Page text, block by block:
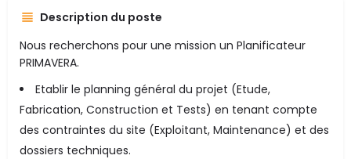
Description du poste
Nous recherchons pour une mission un Planificateur
PRIMAVERA.
Etablir le planning général du projet (Etude,
Fabrication, Construction et Tests) en tenant compte
des contraintes du site (Exploitant, Maintenance) et des
dossiers techniques.